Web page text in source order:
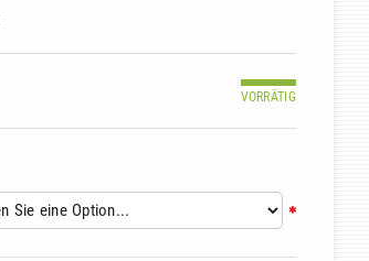
VORRÄTIG